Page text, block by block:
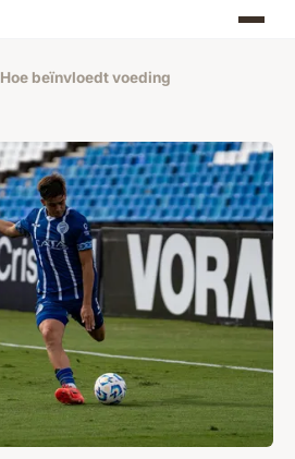
Hoe beïnvloedt voeding